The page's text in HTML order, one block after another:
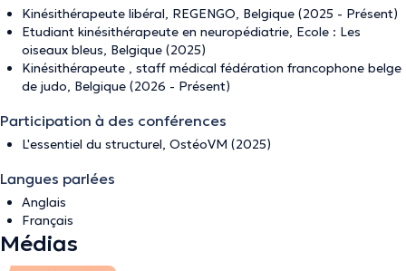
Kinésithérapeute libéral, REGENGO, Belgique (2025 - Présent)
Etudiant kinésithérapeute en neuropédiatrie, Ecole : Les
oiseaux bleus, Belgique (2025)
Kinésithérapeute , staff médical fédération francophone belge
de judo, Belgique (2026 - Présent)
Participation à des conférences
L'essentiel du structurel, OstéoVM (2025)
Langues parlées
Anglais
Français
Médias